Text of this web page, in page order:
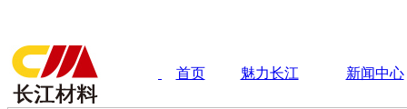
首页 魅力长江 新闻中心